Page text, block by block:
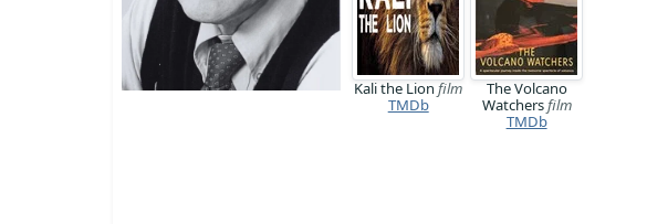
Kali the Lionfilm
TMDb
The Volcano
Watchersfilm
TMDb